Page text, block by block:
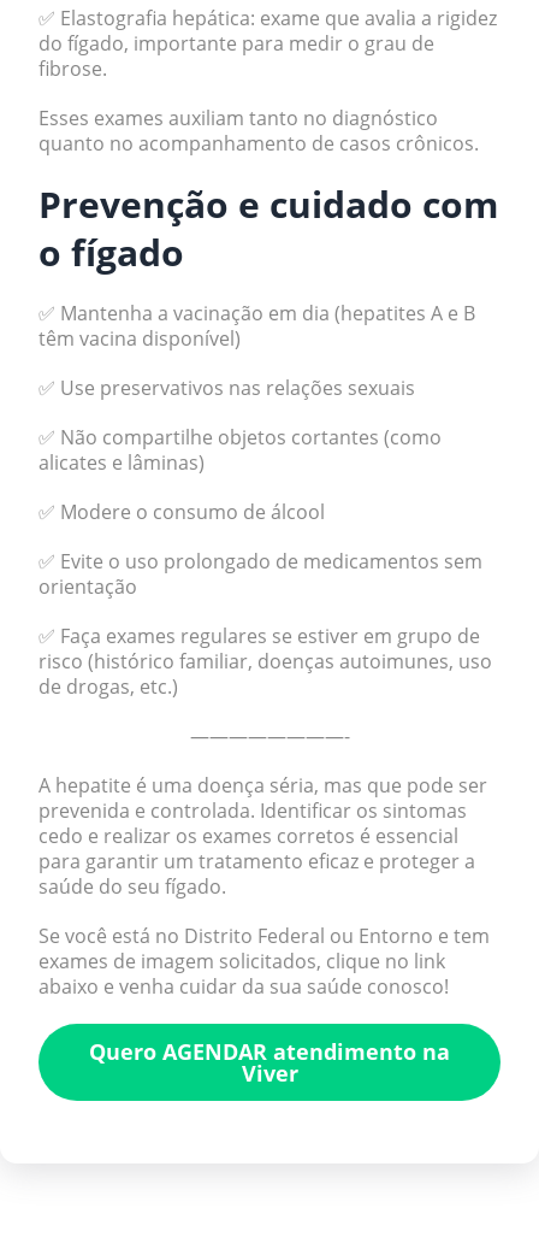
✅ Elastografia hepática: exame que avalia a rigidez
do fígado, importante para medir o grau de
fibrose.
Esses exames auxiliam tanto no diagnóstico
quanto no acompanhamento de casos crônicos.
Prevenção e cuidado com
o fígado
✅ Mantenha a vacinação em dia (hepatites A e B
têm vacina disponível)
✅ Use preservativos nas relações sexuais
✅ Não compartilhe objetos cortantes (como
alicates e lâminas)
✅ Modere o consumo de álcool
✅ Evite o uso prolongado de medicamentos sem
orientação
✅ Faça exames regulares se estiver em grupo de
risco (histórico familiar, doenças autoimunes, uso
de drogas, etc.)
————————-
A hepatite é uma doença séria, mas que pode ser
prevenida e controlada. Identificar os sintomas
cedo e realizar os exames corretos é essencial
para garantir um tratamento eficaz e proteger a
saúde do seu fígado.
Se você está no Distrito Federal ou Entorno e tem
exames de imagem solicitados, clique no link
abaixo e venha cuidar da sua saúde conosco!
Quero AGENDAR atendimento na
Viver